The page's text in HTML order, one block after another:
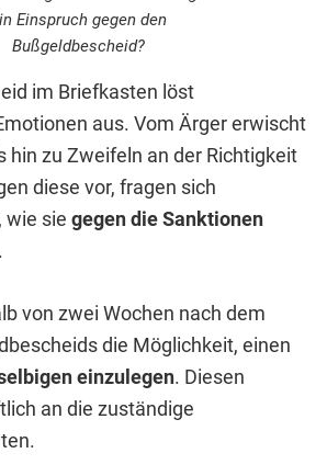
Einspruch gegen den
Bußgeldbescheid?
im Briefkasten löst
aus. Vom Ärger erwischt
hin zu Zweifeln an der Richtigkeit
diese vor, fragen sich
wie sie gegen die Sanktionen
von zwei Wochen nach dem
die Möglichkeit, einen
einzulegen. Diesen
an die zuständige